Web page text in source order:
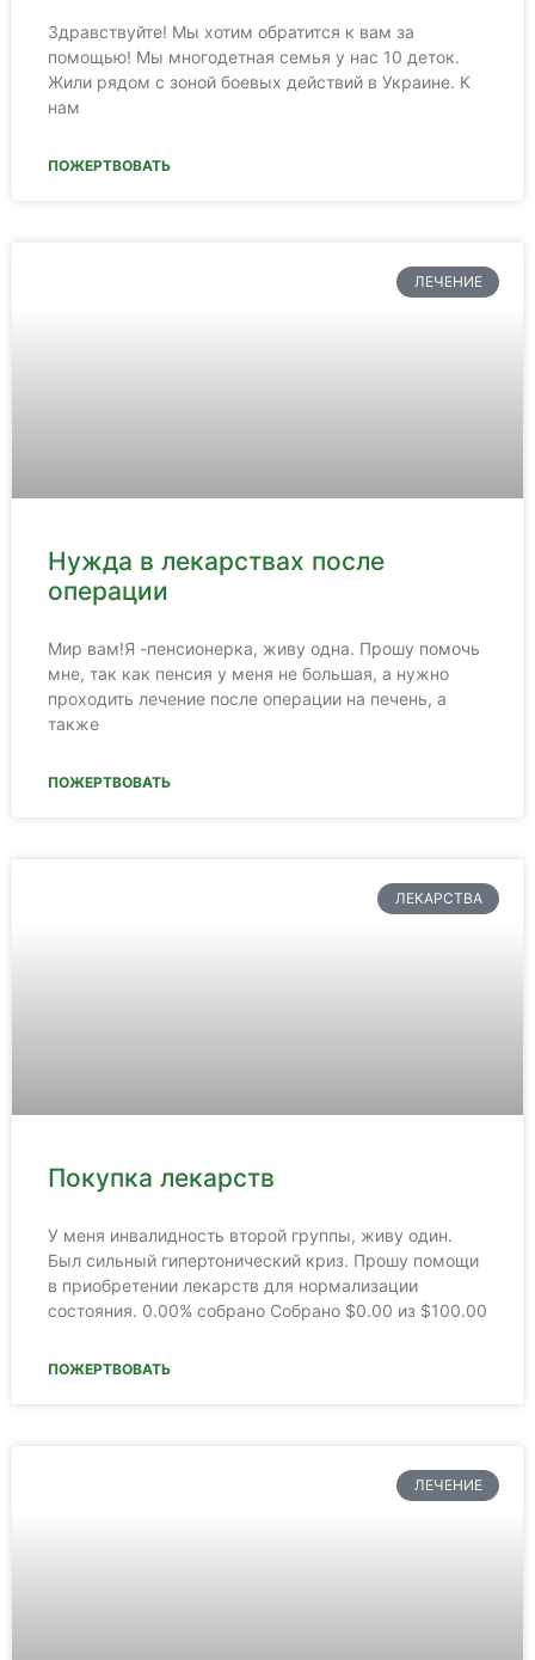
Здравствуйте! Мы хотим обратится к вам за
помощью! Мы многодетная семья у нас 10 деток.
Жили рядом с зоной боевых действий в Украине. К
нам
ПОЖЕРТВОВАТЬ
ЛЕЧЕНИЕ
Нужда в лекарствах после
операции
Мир вам!Я -пенсионерка, живу одна. Прошу помочь
мне, так как пенсия у меня не большая, а нужно
проходить лечение после операции на печень, а
также
ПОЖЕРТВОВАТЬ
ЛЕКАРСТВА
Покупка лекарств
У меня инвалидность второй группы, живу один.
Был сильный гипертонический криз. Прошу помощи
в приобретении лекарств для нормализации
состояния. 0.00% собрано Собрано $0.00 из $100.00
ПОЖЕРТВОВАТЬ
ЛЕЧЕНИЕ